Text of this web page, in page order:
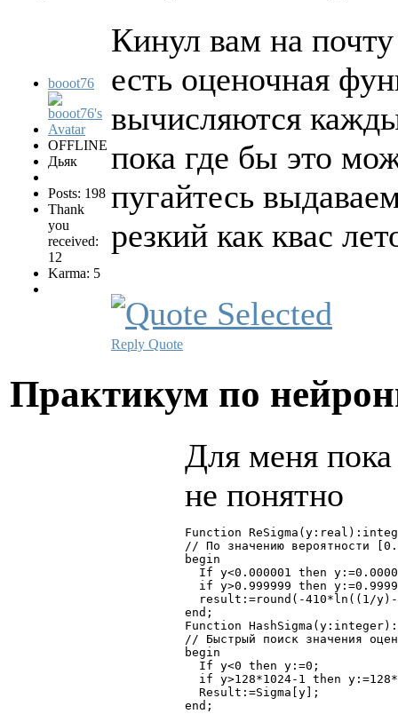
booot76
OFFLINE
Дьяк
Posts: 198
Thank
you
received:
12
Karma: 5
Кинул вам на
есть оценочная
вычисляются
пока где бы это
пугайтесь
резкий как квас
Reply Quote
Практикум по
Для меня
не понятно
Function
// По значению вероятности
begin
If y<0.000001 then
if y>0.999999 then
result:=round(-410*ln((1/
end;
Function
// Быстрый поиск значения
begin
  If y<0 then y:=0;
if y>128*1024-1 then
  Result:=Sigma[y];
end;